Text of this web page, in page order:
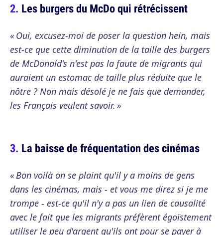
Les burgers du McDo qui rétrécissent
« Oui, excusez-moi de poser la question hein, mais
est-ce que cette diminution de la taille des burgers
de McDonald's n'est pas la faute de migrants qui
auraient un estomac de taille plus réduite que le
nôtre ? Non mais désolé je ne fais que demander,
les Français veulent savoir. »
La baisse de fréquentation des cinémas
« Bon voilà on se plaint qu'il y a moins de gens
dans les cinémas, mais - et vous me direz si je me
trompe - est-ce qu'il n'y a pas un lien de causalité
avec le fait que les migrants préfèrent égoïstement
utiliser le peu d'argent qu'ils ont pour se payer à